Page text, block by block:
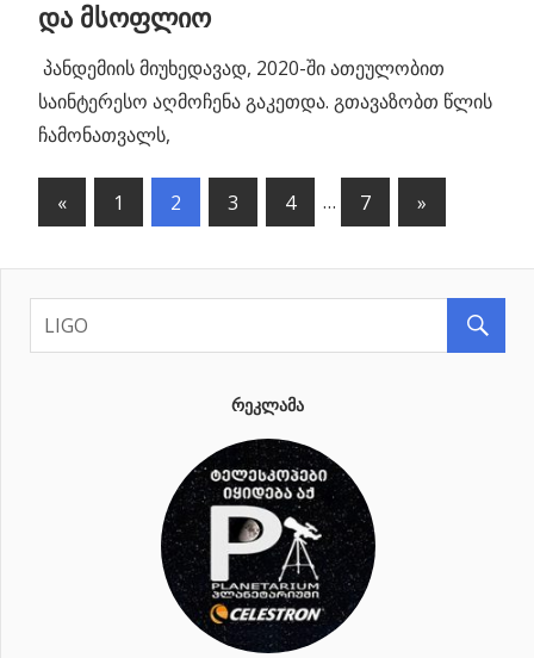
და მსოფლიო
პანდემიის მიუხედავად, 2020-ში ათეულობით
საინტერესო აღმოჩენა გაკეთდა. გთავაზობთ წლის
ჩამონათვალს,
პოსტების
ნავიგაცია
« Previous
Posts
1 2 3 4 … 7
Next
Posts
»
ᲠᲔᲙᲚᲐᲛᲐ